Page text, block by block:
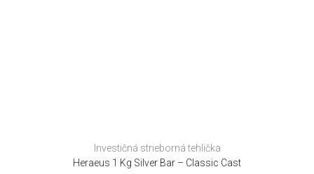
Investičná strieborná tehlička
Heraeus 1 Kg Silver Bar – Classic Cast